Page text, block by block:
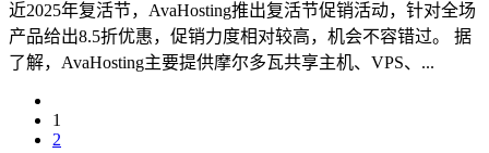
近2025年复活节，AvaHosting推出复活节促销活动，针对全场
产品给出8.5折优惠，促销力度相对较高，机会不容错过。 据
了解，AvaHosting主要提供摩尔多瓦共享主机、VPS、...
1
2